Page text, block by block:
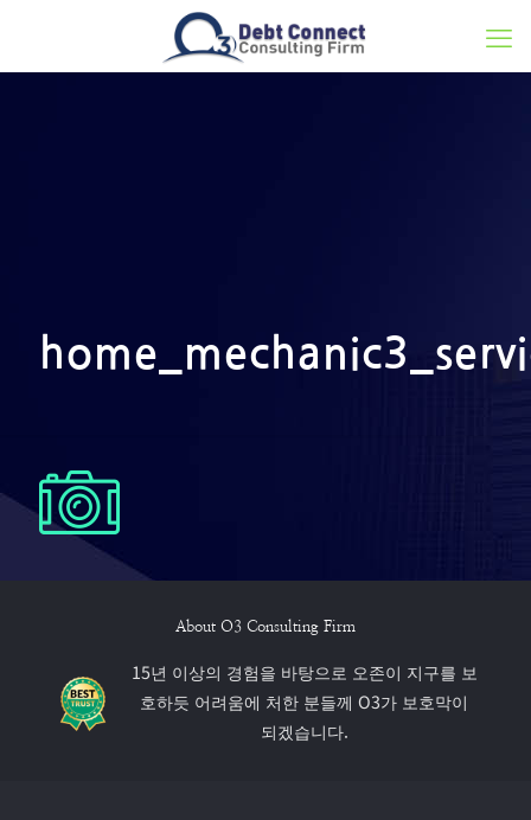
About O3 Consulting Firm
15년 이상의 경험을 바탕으로 오존이 지구를 보
호하듯 어려움에 처한 분들께 O3가 보호막이
되겠습니다.